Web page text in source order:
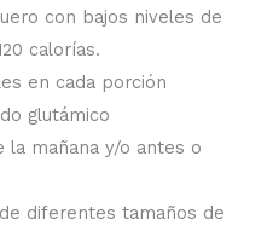
con bajos niveles de
calorías.
en cada porción
glutámico
la mañana y/o antes o
diferentes tamaños de